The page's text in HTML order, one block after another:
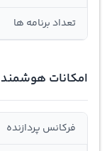
تعداد برنامه ها
امکانات هوشمند
فرکانس پردازنده